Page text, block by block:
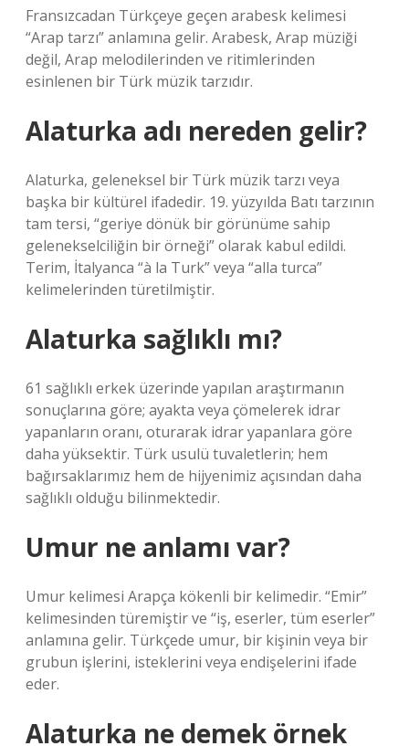
Fransızcadan Türkçeye geçen arabesk kelimesi
“Arap tarzı” anlamına gelir. Arabesk, Arap müziği
değil, Arap melodilerinden ve ritimlerinden
esinlenen bir Türk müzik tarzıdır.
Alaturka adı nereden gelir?
Alaturka, geleneksel bir Türk müzik tarzı veya
başka bir kültürel ifadedir. 19. yüzyılda Batı tarzının
tam tersi, “geriye dönük bir görünüme sahip
gelenekselciliğin bir örneği” olarak kabul edildi.
Terim, İtalyanca “à la Turk” veya “alla turca”
kelimelerinden türetilmiştir.
Alaturka sağlıklı mı?
61 sağlıklı erkek üzerinde yapılan araştırmanın
sonuçlarına göre; ayakta veya çömelerek idrar
yapanların oranı, oturarak idrar yapanlara göre
daha yüksektir. Türk usulü tuvaletlerin; hem
bağırsaklarımız hem de hijyenimiz açısından daha
sağlıklı olduğu bilinmektedir.
Umur ne anlamı var?
Umur kelimesi Arapça kökenli bir kelimedir. “Emir”
kelimesinden türemiştir ve “iş, eserler, tüm eserler”
anlamına gelir. Türkçede umur, bir kişinin veya bir
grubun işlerini, isteklerini veya endişelerini ifade
eder.
Alaturka ne demek örnek